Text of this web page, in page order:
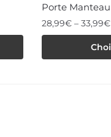
Porte
28,99€ – 33,99€
produit